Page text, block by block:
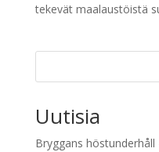
tekevät maalaustöistä
Uutisia
Bryggans